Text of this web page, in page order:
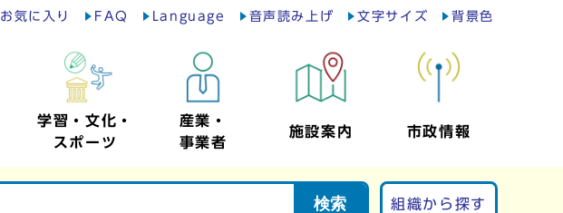
お気に入り FAQ Language 音声読み上げ 文字サイズ 背景色
学習・文化・
スポーツ
産業・
事業者
施設案内 市政情報
検索 組織から探す